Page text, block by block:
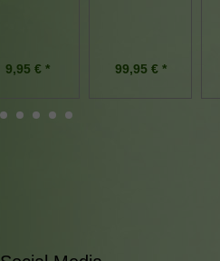
9,95 € * 99,95 € *